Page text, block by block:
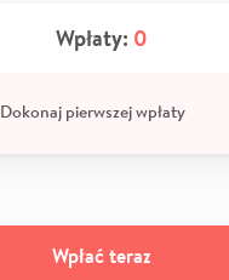
Wpłaty: 0
Dokonaj pierwszej wpłaty
Wpłać teraz